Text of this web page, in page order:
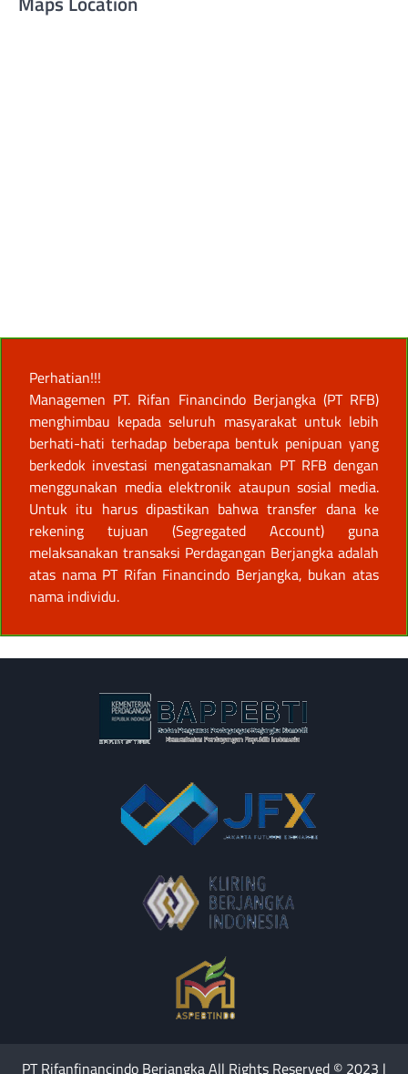
Perhatian!!!
Managemen PT. Rifan Financindo Berjangka (PT RFB)
menghimbau kepada seluruh masyarakat untuk lebih
berhati-hati terhadap beberapa bentuk penipuan yang
berkedok investasi mengatasnamakan PT RFB dengan
menggunakan media elektronik ataupun sosial media.
Untuk itu harus dipastikan bahwa transfer dana ke
rekening tujuan (Segregated Account) guna
melaksanakan transaksi Perdagangan Berjangka adalah
atas nama PT Rifan Financindo Berjangka, bukan atas
nama individu.
PT Rifanfinancindo Berjangka All Rights Reserved © 2023 |